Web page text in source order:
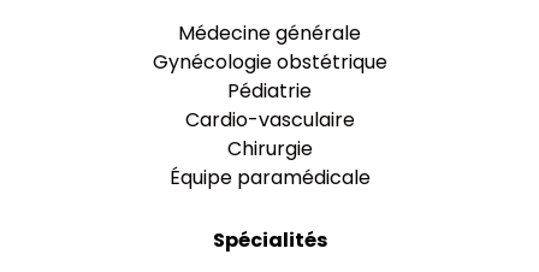
Médecine générale
Gynécologie obstétrique
Pédiatrie
Cardio-vasculaire
Chirurgie
Équipe paramédicale
Spécialités